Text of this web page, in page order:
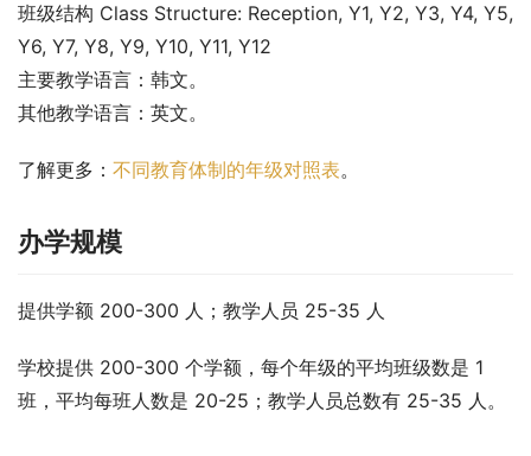
班级结构 Class Structure: Reception, Y1, Y2, Y3, Y4, Y5,
Y6, Y7, Y8, Y9, Y10, Y11, Y12
主要教学语言：韩文。
其他教学语言：英文。
了解更多 ： 不同教育体制的年级对照表。
办学规模
提供学额 200-300 人；教学人员 25-35 人
学校提供 200-300 个学额，每个年级的平均班级数是 1
班，平均每班人数是 20-25；教学人员总数有 25-35 人。